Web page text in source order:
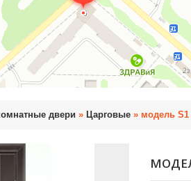
двери » Царговые » модель S1